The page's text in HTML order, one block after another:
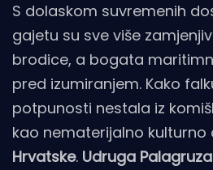
S dolaskom suvremenih
gajetu su sve više
brodice, a bogata
pred izumiranjem. Kako
potpunosti nestala iz
kao nematerijalno kulturno
Hrvatske. Udruga Palagruza